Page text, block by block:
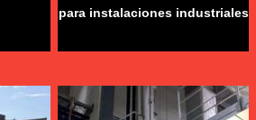
para instalaciones industriales